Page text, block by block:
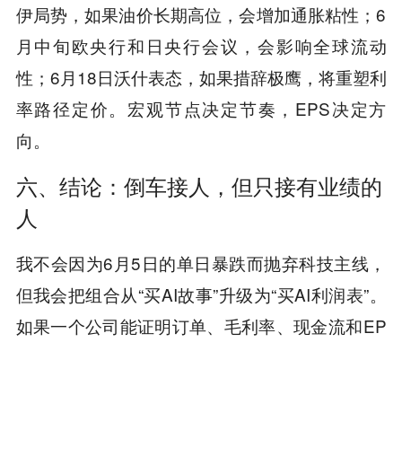
伊局势，如果油价长期高位，会增加通胀粘性；6
月中旬欧央行和日央行会议，会影响全球流动
性；6月18日沃什表态，如果措辞极鹰，将重塑利
率路径定价。宏观节点决定节奏，EPS决定方
向。
六、结论：倒车接人，但只接有业绩的
人
我不会因为6月5日的单日暴跌而抛弃科技主线，
但我会把组合从“买AI故事”升级为“买AI利润表”。
如果一个公司能证明订单、毛利率、现金流和EP